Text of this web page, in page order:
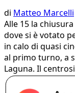
di Matteo Marcelli
Alle 15 la
dove si è votato
in calo di quasi
al primo turno, a
Laguna. Il